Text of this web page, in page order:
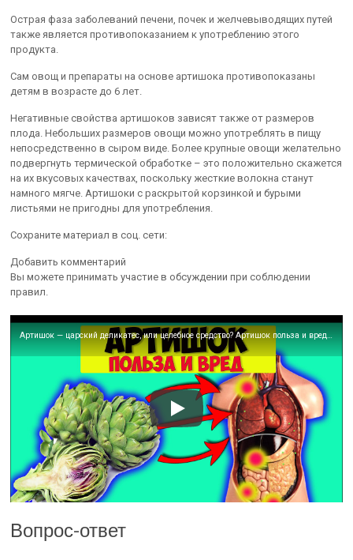
Острая фаза заболеваний печени, почек и желчевыводящих путей
также является противопоказанием к употреблению этого
продукта.
Сам овощ и препараты на основе артишока противопоказаны
детям в возрасте до 6 лет.
Негативные свойства артишоков зависят также от размеров
плода. Небольших размеров овощи можно употреблять в пищу
непосредственно в сыром виде. Более крупные овощи желательно
подвергнуть термической обработке – это положительно скажется
на их вкусовых качествах, поскольку жесткие волокна станут
намного мягче. Артишоки с раскрытой корзинкой и бурыми
листьями не пригодны для употребления.
Сохраните материал в соц. сети:
Добавить комментарий
Вы можете принимать участие в обсуждении при соблюдении
правил.
Артишок — царский деликатес, или целебное средство? Артишок польза и вред, лечебные свойства
Вопрос-ответ